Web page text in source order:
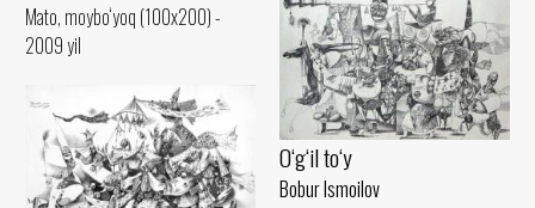
Mato, moybo‘yoq (100x200) -
2009 yil
O‘g‘il to‘y
Bobur Ismoilov